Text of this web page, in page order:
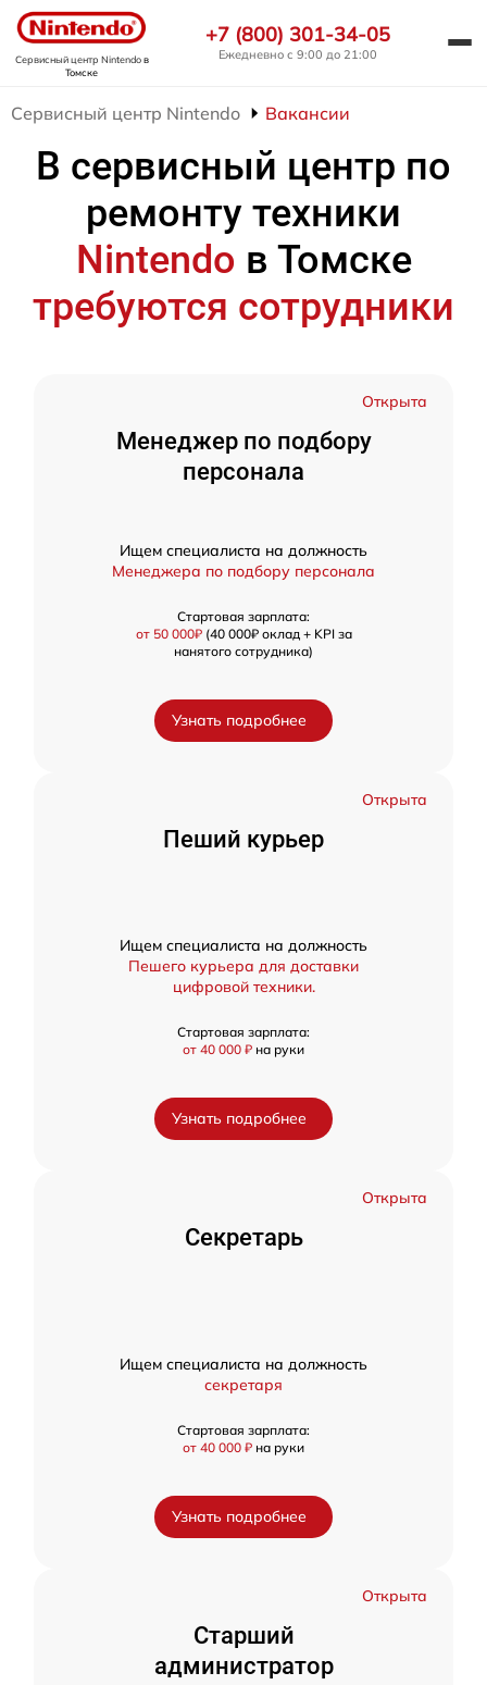
Сервисный центр Nintendoв
Томске
+7 (800) 301-34-05
Ежедневно с 9:00 до 21:00
Сервисный центр Nintendo Вакансии
В сервисный центр по
ремонту техники
Nintendo в Томске
требуются сотрудники
Открыта
Менеджер по подбору
персонала
Ищем специалиста на должность
Менеджера по подбору персонала
Стартовая зарплата:
от 50 000₽(40 000₽ оклад + KPI за
нанятого сотрудника)
Узнать подробнее
Открыта
Пеший курьер
Ищем специалиста на должность
Пешего курьера для доставки
цифровой техники.
Стартовая зарплата:
от 40 000 ₽ на руки
Узнать подробнее
Открыта
Секретарь
Ищем специалиста на должность
секретаря
Стартовая зарплата:
от 40 000 ₽ на руки
Узнать подробнее
Открыта
Старший
администратор